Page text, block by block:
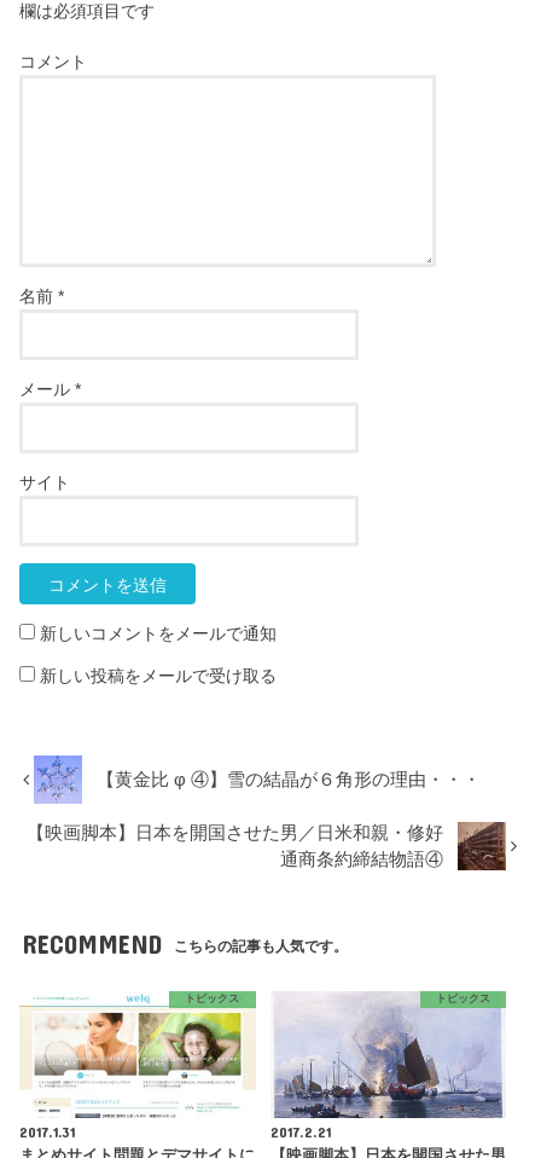
欄は必須項目です
コメント
名前*
メール*
サイト
新しいコメントをメールで通知
新しい投稿をメールで受け取る
【黄金比 φ ④】雪の結晶が６角形の理由・・・
【映画脚本】日本を開国させた男／日米和親・修好
通商条約締結物語④
RECOMMEND こちらの記事も人気です。
トピックス
2017.1.31
トピックス
2017.2.21